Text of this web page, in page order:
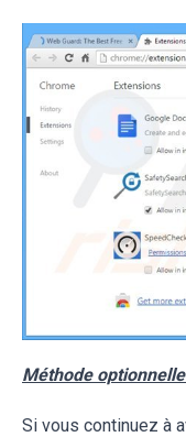
Méthode
Si vous continuez à